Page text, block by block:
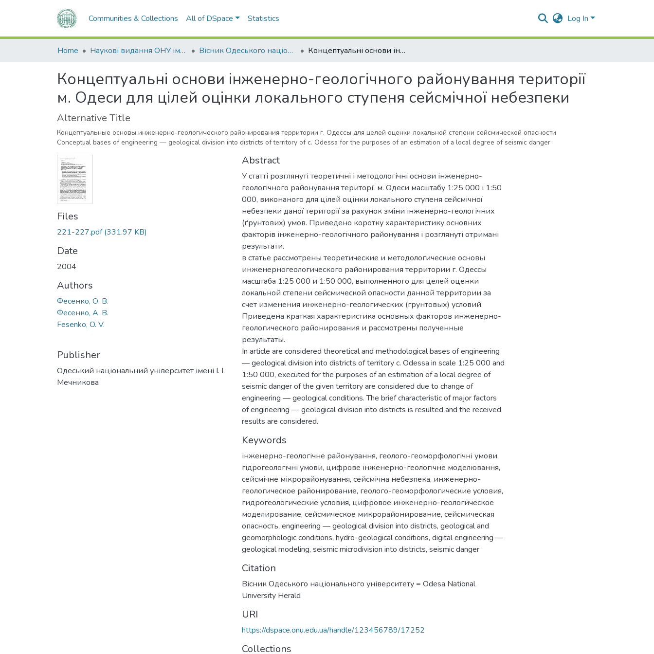
Communities & Collections All of DSpace Statistics Log In
Home Наукові видання ОНУ імені І. І. Мечникова Вісник Одеського національного університету. Географічні та геологічні науки Концептуальні основи інженерно-геологічного районування території м. Одеси для цілей оцінки локального ступеня сейсмічної небезпеки
Концептуальні основи інженерно-геологічного районування території
м. Одеси для цілей оцінки локального ступеня сейсмічної небезпеки
Alternative Title
Концептуальные основы инженерно-геологического районирования территории г. Одессы для целей оценки локальной степени сейсмической опасности
Conceptual bases of engineering — geological division into districts of territory of c. Odessa for the purposes of an estimation of a local degree of seismic danger
Files
221-227.pdf(331.97 KB)
Date
2004
Authors
Фесенко, О. В.
Фесенко, А. В.
Fesenko, O. V.
Publisher
Одеський національний університет імені І. І.
Мечникова
Abstract
У статті розглянуті теоретичні і методологічні основи інженерно-
геологічного районування території м. Одеси масштабу 1:25 000 і 1:50
000, виконаного для цілей оцінки локального ступеня сейсмічної
небезпеки даної території за рахунок зміни інженерно-геологічних
(ґрунтових) умов. Приведено коротку характеристику основних
факторів інженерно-геологічного районування і розглянуті отримані
результати.
в статье рассмотрены теоретические и методологические основы
инженерногеологического районирования территории г. Одессы
масштаба 1:25 000 и 1:50 000, выполненного для целей оценки
локальной степени сейсмической опасности данной территории за
счет изменения инженерно-геологических (грунтовых) условий.
Приведена краткая характеристика основных факторов инженерно-
геологического районирования и рассмотрены полученные
результаты.
In article are considered theoretical and methodological bases of engineering
— geological division into districts of territory c. Odessa in scale 1:25 000 and
1:50 000, executed for the purposes of an estimation of a local degree of
seismic danger of the given territory are considered due to change of
engineering — geological conditions. The brief characteristic of major factors
of engineering — geological division into districts is resulted and the received
results are considered.
Keywords
інженерно-геологічне районування, геолого-геоморфологічні умови,
гідрогеологічні умови, цифрове інженерно-геологічне моделювання,
сейсмічне мікрорайонування, сейсмічна небезпека, инженерно-
геологическое районирование, геолого-геоморфологические условия,
гидрогеологические условия, цифровое инженерно-геологическое
моделирование, сейсмическое микрорайонирование, сейсмическая
опасность, engineering — geological division into districts, geological and
geomorphologic conditions, hydro-geological conditions, digital engineering —
geological modeling, seismic microdivision into districts, seismic danger
Citation
Вісник Одеського національного університету = Odesa National
University Herald
URI
https://dspace.onu.edu.ua/handle/123456789/17252
Collections